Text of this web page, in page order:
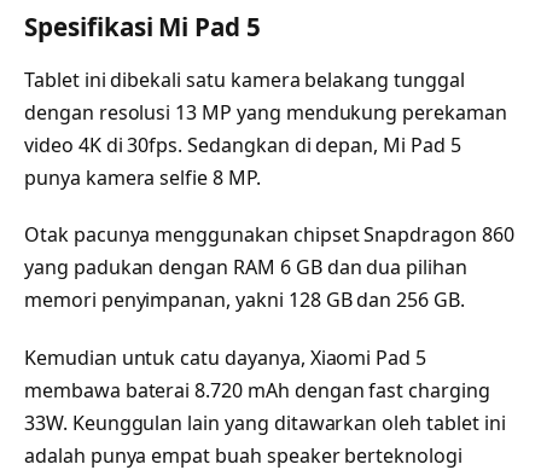
Spesifikasi Mi Pad 5
Tablet ini dibekali satu kamera belakang tunggal
dengan resolusi 13 MP yang mendukung perekaman
video 4K di 30fps. Sedangkan di depan, Mi Pad 5
punya kamera selfie 8 MP.
Otak pacunya menggunakan chipset Snapdragon 860
yang padukan dengan RAM 6 GB dan dua pilihan
memori penyimpanan, yakni 128 GB dan 256 GB.
Kemudian untuk catu dayanya, Xiaomi Pad 5
membawa baterai 8.720 mAh dengan fast charging
33W. Keunggulan lain yang ditawarkan oleh tablet ini
adalah punya empat buah speaker berteknologi